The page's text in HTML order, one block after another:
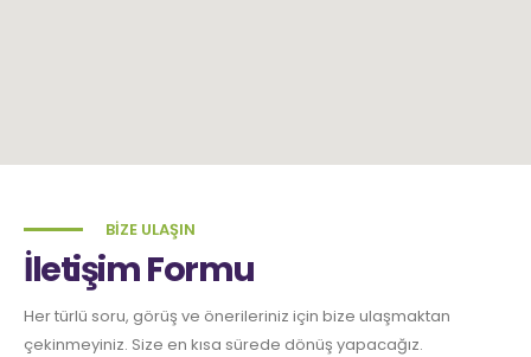
BIZE ULAŞIN
İletişim Formu
Her türlü soru, görüş ve önerileriniz için bize ulaşmaktan
çekinmeyiniz. Size en kısa sürede dönüş yapacağız.